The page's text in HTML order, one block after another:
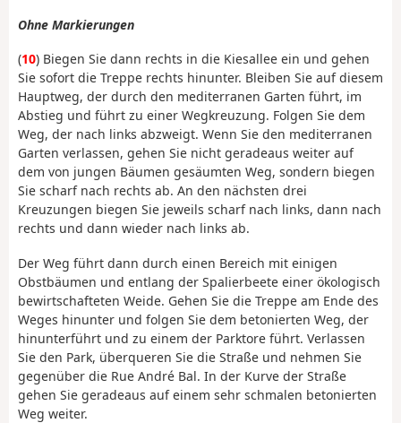
Ohne Markierungen
(10) Biegen Sie dann rechts in die Kiesallee ein und gehen
Sie sofort die Treppe rechts hinunter. Bleiben Sie auf diesem
Hauptweg, der durch den mediterranen Garten führt, im
Abstieg und führt zu einer Wegkreuzung. Folgen Sie dem
Weg, der nach links abzweigt. Wenn Sie den mediterranen
Garten verlassen, gehen Sie nicht geradeaus weiter auf
dem von jungen Bäumen gesäumten Weg, sondern biegen
Sie scharf nach rechts ab. An den nächsten drei
Kreuzungen biegen Sie jeweils scharf nach links, dann nach
rechts und dann wieder nach links ab.
Der Weg führt dann durch einen Bereich mit einigen
Obstbäumen und entlang der Spalierbeete einer ökologisch
bewirtschafteten Weide. Gehen Sie die Treppe am Ende des
Weges hinunter und folgen Sie dem betonierten Weg, der
hinunterführt und zu einem der Parktore führt. Verlassen
Sie den Park, überqueren Sie die Straße und nehmen Sie
gegenüber die Rue André Bal. In der Kurve der Straße
gehen Sie geradeaus auf einem sehr schmalen betonierten
Weg weiter.